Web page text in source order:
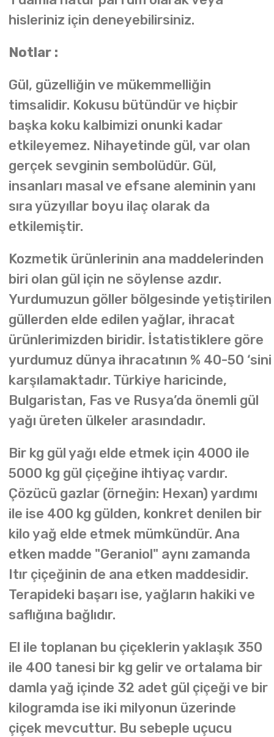
hisleriniz için deneyebilirsiniz.
Notlar :
Gül, güzelliğin ve mükemmelliğin
timsalidir. Kokusu bütündür ve hiçbir
başka koku kalbimizi onunki kadar
etkileyemez. Nihayetinde gül, var olan
gerçek sevginin sembolüdür. Gül,
insanları masal ve efsane aleminin yanı
sıra yüzyıllar boyu ilaç olarak da
etkilemiştir.
Kozmetik ürünlerinin ana maddelerinden
biri olan gül için ne söylense azdır.
Yurdumuzun göller bölgesinde yetiştirilen
güllerden elde edilen yağlar, ihracat
ürünlerimizden biridir. İstatistiklere göre
yurdumuz dünya ihracatının % 40-50 ‘sini
karşılamaktadır. Türkiye haricinde,
Bulgaristan, Fas ve Rusya’da önemli gül
yağı üreten ülkeler arasındadır.
Bir kg gül yağı elde etmek için 4000 ile
5000 kg gül çiçeğine ihtiyaç vardır.
Çözücü gazlar (örneğin: Hexan) yardımı
ile ise 400 kg gülden, konkret denilen bir
kilo yağ elde etmek mümkündür. Ana
etken madde "Geraniol" aynı zamanda
Itır çiçeğinin de ana etken maddesidir.
Terapideki başarı ise, yağların hakiki ve
saflığına bağlıdır.
El ile toplanan bu çiçeklerin yaklaşık 350
ile 400 tanesi bir kg gelir ve ortalama bir
damla yağ içinde 32 adet gül çiçeği ve bir
kilogramda ise iki milyonun üzerinde
çiçek mevcuttur. Bu sebeple uçucu